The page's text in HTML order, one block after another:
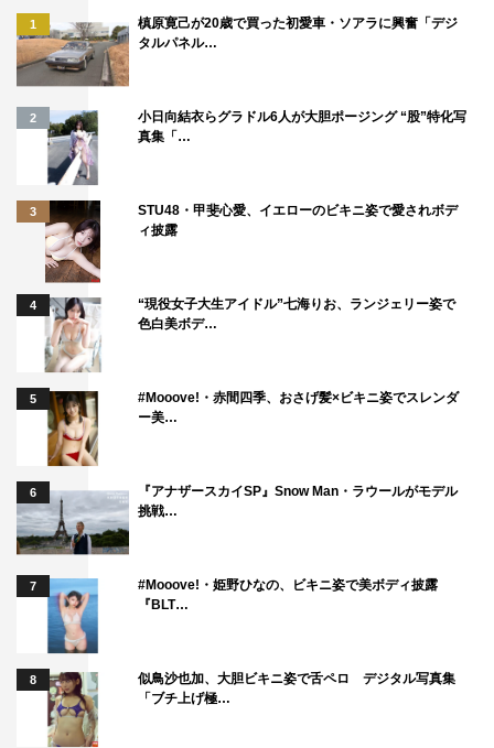
演技や表情で、受け止め方が大きく変わってくる繊細な構
成において、どのような感情を湧き起こさせてもらえるの
か。原作者としてではなく、一観客として楽しみにできる
のは、監督やスタッフ、役者の方々を信頼しているから
で、そのような映像化になったことを、心からうれしく思
います。
廣木隆一（監督）コメント
湊さんが書かれた小説は前から気になっていたので、今回
映画化することができてうれしく思いますと同時にプレッ
シャーでもありました。母親と娘の話なので僕で大丈夫な
のか心配でした。半面、どんな親子なのか興味あふれる物
でした。でも、湊さんが書かれた親と子供の関係性は普遍
的である一方、様々な姿を三人の中に見せてくれました。
どうぞ、女性の方ばかりではなく男性の方にも観ていただ
きたい映画になっているのでぜひスクリーンでお確かめく
ださい。
関口大輔（エグゼクティブプロデューサー）コメ
ント
湊かなえさんの小説が大好きで、いつか映像化に挑戦した
いという夢を長年抱いていました。そして「母性」と出会
い、どうしてもこの小説の映像化を提案してみたいと思い
1
槙原寛己が20歳で買った初愛車・ソアラに興奮「デジ
タルパネル…
2
小日向結衣らグラドル6人が大胆ポージング “股”特化写
真集「…
3
STU48・甲斐心愛、イエローのビキニ姿で愛されボデ
ィ披露
4
“現役女子大生アイドル”七海りお、ランジェリー姿で
色白美ボデ…
5
#Mooove!・赤間四季、おさげ髪×ビキニ姿でスレンダ
ー美…
6
『アナザースカイSP』Snow Man・ラウールがモデル
挑戦…
7
#Mooove!・姫野ひなの、ビキニ姿で美ボディ披露
『BLT…
8
似鳥沙也加、大胆ビキニ姿で舌ペロ デジタル写真集
「ブチ上げ極…